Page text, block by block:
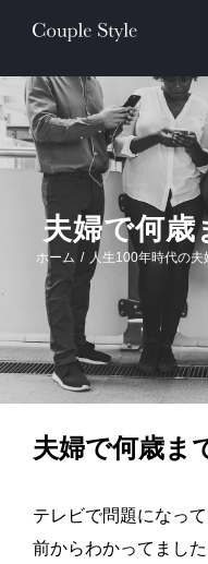
content
夫婦で何
ホーム / 人生100年時代の夫
夫婦で何歳ま
テレビで問題になっ
前からわかってまし